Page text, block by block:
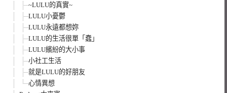
~LULU的真實~
LULU小憂鬱
LULU永遠都想妳
LULU的生活很單「蠢」
LULU繽紛的大小事
小社工生活
就是LULU的好朋友
心情異想